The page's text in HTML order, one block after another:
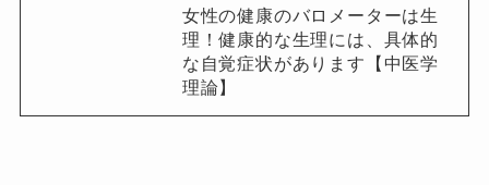
女性の健康のバロメーターは生
理！健康的な生理には、具体的
な自覚症状があります【中医学
理論】